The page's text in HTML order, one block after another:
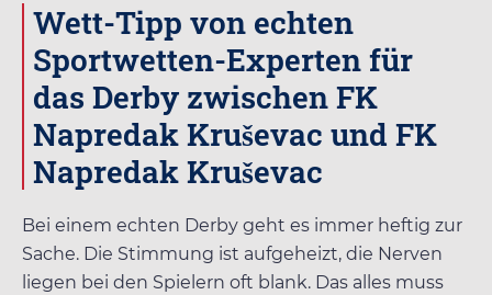
Wett-Tipp von echten
Sportwetten-Experten für
das Derby zwischen FK
Napredak Kruševac und FK
Napredak Kruševac
Bei einem echten Derby geht es immer heftig zur
Sache. Die Stimmung ist aufgeheizt, die Nerven
liegen bei den Spielern oft blank. Das alles muss